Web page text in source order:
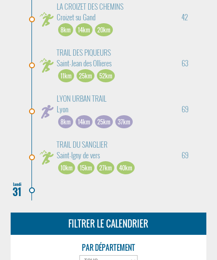
LA CROIZET DES CHEMINS
Croizet su Gand
42
8km 14km 20km
TRAIL DES PIQUEURS
Saint-Jean des Ollieres
63
11km 25km 52km
LYON URBAN TRAIL
Lyon
69
8km 14km 25km 37km
TRAIL DU SANGLIER
Saint-Igny de vers
69
10km 15km 27km 40km
Lundi
31
FILTRER LE CALENDRIER
PAR DÉPARTEMENT